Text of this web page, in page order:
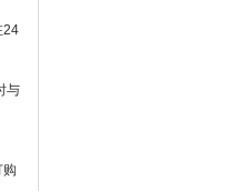
24
与
购